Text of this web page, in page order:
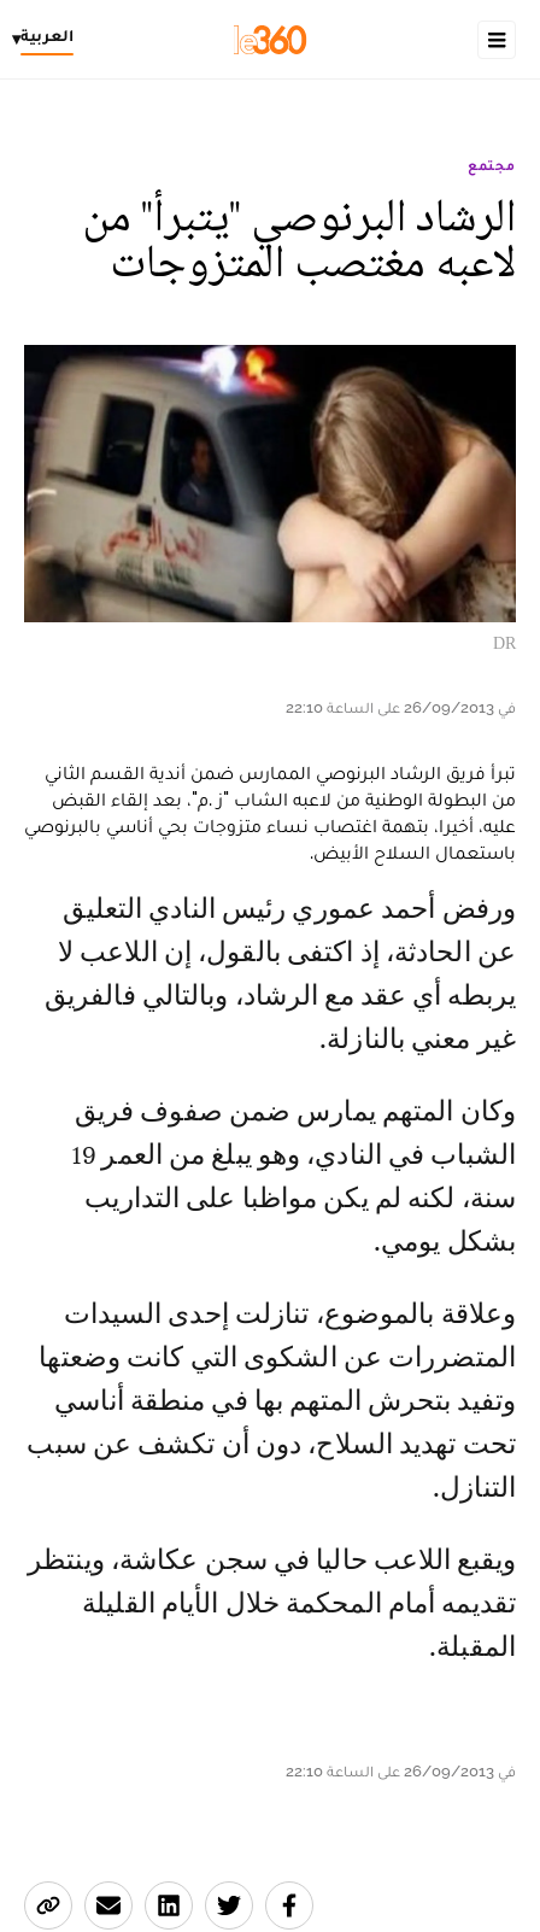
العربية▾
مجتمع
الرشاد البرنوصي "يتبرأ" من
لاعبه مغتصب المتزوجات
DR
في 26/09/2013 على الساعة 22:10
تبرأ فريق الرشاد البرنوصي الممارس ضمن أندية القسم الثاني
من البطولة الوطنية من لاعبه الشاب "ز .م"، بعد إلقاء القبض
عليه، أخيرا، بتهمة اغتصاب نساء متزوجات بحي أناسي بالبرنوصي
باستعمال السلاح الأبيض.
ورفض أحمد عموري رئيس النادي التعليق
عن الحادثة، إذ اكتفى بالقول، إن اللاعب لا
يربطه أي عقد مع الرشاد، وبالتالي فالفريق
غير معني بالنازلة.
وكان المتهم يمارس ضمن صفوف فريق
الشباب في النادي، وهو يبلغ من العمر 19
سنة، لكنه لم يكن مواظبا على التداريب
بشكل يومي.
وعلاقة بالموضوع، تنازلت إحدى السيدات
المتضررات عن الشكوى التي كانت وضعتها
وتفيد بتحرش المتهم بها في منطقة أناسي
تحت تهديد السلاح، دون أن تكشف عن سبب
التنازل.
ويقبع اللاعب حاليا في سجن عكاشة، وينتظر
تقديمه أمام المحكمة خلال الأيام القليلة
المقبلة.
في 26/09/2013 على الساعة 22:10